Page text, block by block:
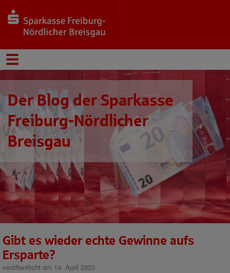
Der Blog der Sparkasse
Freiburg-Nördlicher
Breisgau
Gibt es wieder echte Gewinne aufs
Ersparte?
veröffentlicht am 14. April 2023